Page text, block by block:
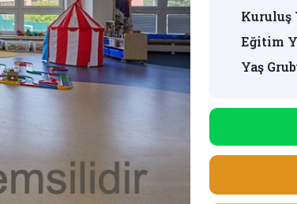
Kuruluş
Eğitim
Yaş